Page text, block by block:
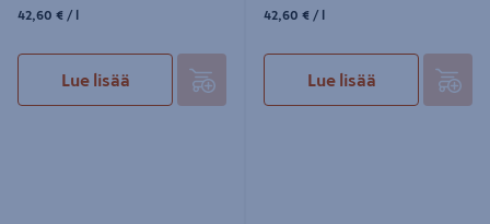
42,60€/l
42,60 € / l
Lue lisää
42,60€/l
42,60 € / l
Lue lisää